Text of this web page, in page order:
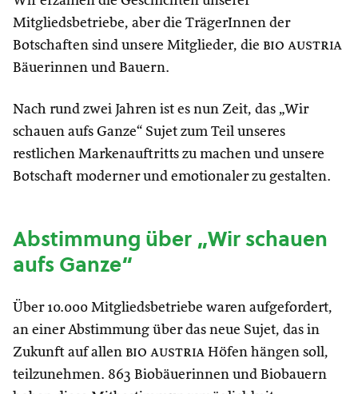
Mitgliedsbetriebe, aber die TrägerInnen der
Botschaften sind unsere Mitglieder, die bio austria
Bäuerinnen und Bauern.
Nach rund zwei Jahren ist es nun Zeit, das „Wir
schauen aufs Ganze“ Sujet zum Teil unseres
restlichen Markenauftritts zu machen und unsere
Botschaft moderner und emotionaler zu gestalten.
Abstimmung über „Wir schauen
aufs Ganze“
Über 10.000 Mitgliedsbetriebe waren aufgefordert,
an einer Abstimmung über das neue Sujet, das in
Zukunft auf allen bio austria Höfen hängen soll,
teilzunehmen. 863 Biobäuerinnen und Biobauern